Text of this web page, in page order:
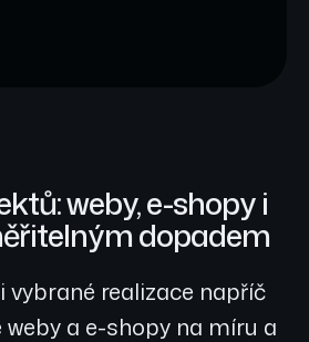
weby, e-shopy i
dopadem
vybrané realizace napříč
a e-shopy na míru a